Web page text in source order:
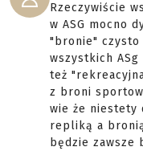
Rzeczywiście
w ASG mocno
"bronie" czysto
wszystkich
też
z broni
wie że niestety
repliką a
będzie zawsze